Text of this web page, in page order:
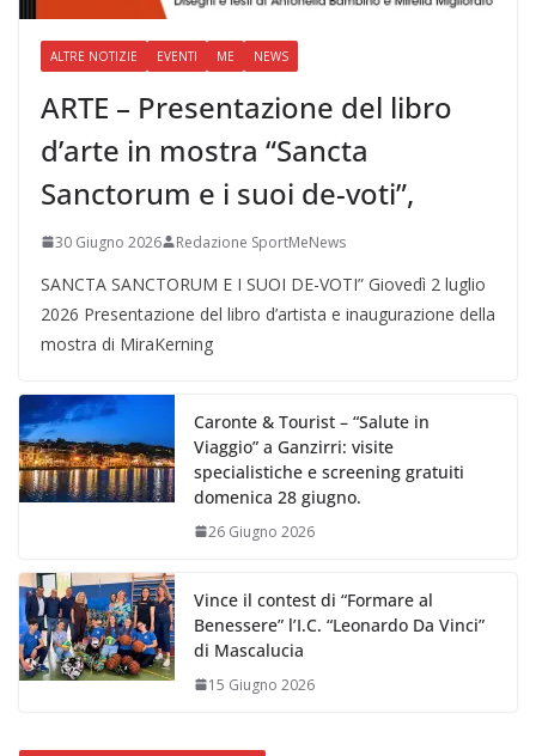
ALTRE NOTIZIE EVENTI ME NEWS
ARTE – Presentazione del libro
d’arte in mostra “Sancta
Sanctorum e i suoi de-voti”,
30 Giugno 2026 Redazione SportMeNews
SANCTA SANCTORUM E I SUOI DE-VOTI” Giovedì 2 luglio
2026 Presentazione del libro d’artista e inaugurazione della
mostra di MiraKerning
Caronte & Tourist – “Salute in
Viaggio” a Ganzirri: visite
specialistiche e screening gratuiti
domenica 28 giugno.
26 Giugno 2026
Vince il contest di “Formare al
Benessere” l’I.C. “Leonardo Da Vinci”
di Mascalucia
15 Giugno 2026